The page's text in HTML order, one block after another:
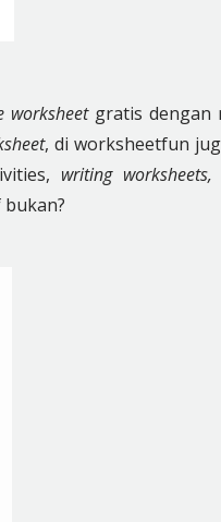
worksheetgratis dengan
, di worksheetfun
writing